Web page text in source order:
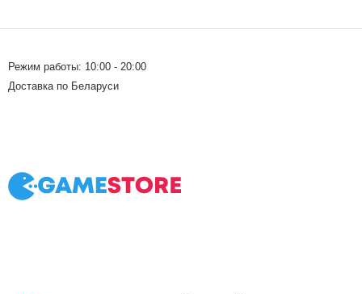
Режим работы: 10:00 - 20:00
Доставка по Беларуси